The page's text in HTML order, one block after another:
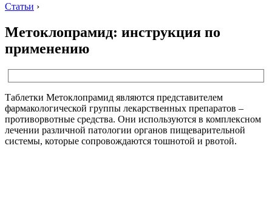
Статьи ›
Метоклопрамид: инструкция по
применению
Таблетки Метоклопрамид являются представителем
фармакологической группы лекарственных препаратов –
противорвотные средства. Они используются в комплексном
лечении различной патологии органов пищеварительной
системы, которые сопровождаются тошнотой и рвотой.